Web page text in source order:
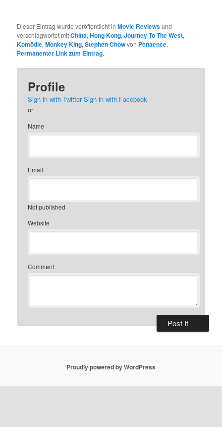
Dieser Eintrag wurde veröffentlicht inMovie Reviewsund
verschlagwortet mitChina,Hong Kong,Journey To The West,
Komödie,Monkey King,Stephen Chowvon Penaence.
Permanenter Link zum Eintrag.
Profile
Sign in with Twitter Sign in with Facebook
or
Name
Email
Not published
Website
Comment
Proudly powered by WordPress